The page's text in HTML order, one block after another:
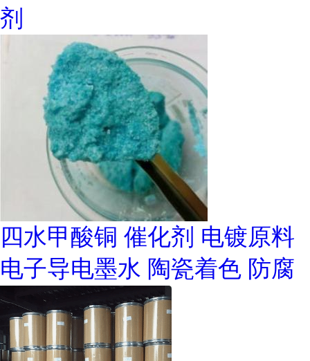
剂
四水甲酸铜 催化剂 电镀原料
电子导电墨水 陶瓷着色 防腐